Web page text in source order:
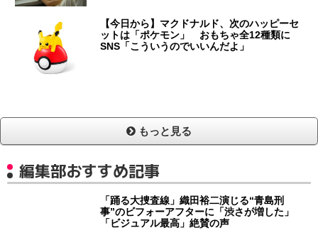
【今日から】マクドナルド、次のハッピーセ
ットは「ポケモン」 おもちゃ全12種類に
SNS「こういうのでいいんだよ」
もっと見る
編集部おすすめ記事
「踊る大捜査線」織田裕二演じる“青島刑
事”のビフォーアフターに「渋さが増した」
「ビジュアル最高」絶賛の声